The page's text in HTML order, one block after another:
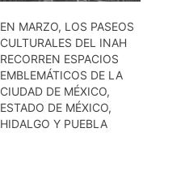
EN MARZO, LOS PASEOS
CULTURALES DEL INAH
RECORREN ESPACIOS
EMBLEMÁTICOS DE LA
CIUDAD DE MÉXICO,
ESTADO DE MÉXICO,
HIDALGO Y PUEBLA